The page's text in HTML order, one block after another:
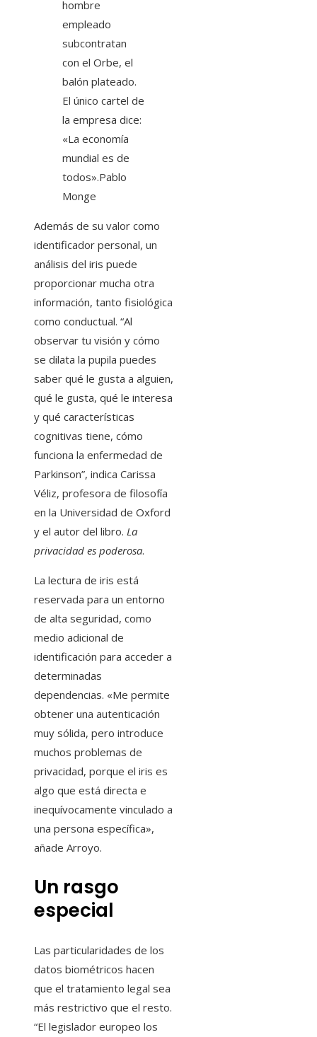
hombre
empleado
subcontratan
con el Orbe, el
balón plateado.
El único cartel de
la empresa dice:
«La economía
mundial es de
todos».Pablo
Monge
Además de su valor como
identificador personal, un
análisis del iris puede
proporcionar mucha otra
información, tanto fisiológica
como conductual. “Al
observar tu visión y cómo
se dilata la pupila puedes
saber qué le gusta a alguien,
qué le gusta, qué le interesa
y qué características
cognitivas tiene, cómo
funciona la enfermedad de
Parkinson”, indica Carissa
Véliz, profesora de filosofía
en la Universidad de Oxford
y el autor del libro. La
privacidad es poderosa.
La lectura de iris está
reservada para un entorno
de alta seguridad, como
medio adicional de
identificación para acceder a
determinadas
dependencias. «Me permite
obtener una autenticación
muy sólida, pero introduce
muchos problemas de
privacidad, porque el iris es
algo que está directa e
inequívocamente vinculado a
una persona específica»,
añade Arroyo.
Un rasgo
especial
Las particularidades de los
datos biométricos hacen
que el tratamiento legal sea
más restrictivo que el resto.
“El legislador europeo los